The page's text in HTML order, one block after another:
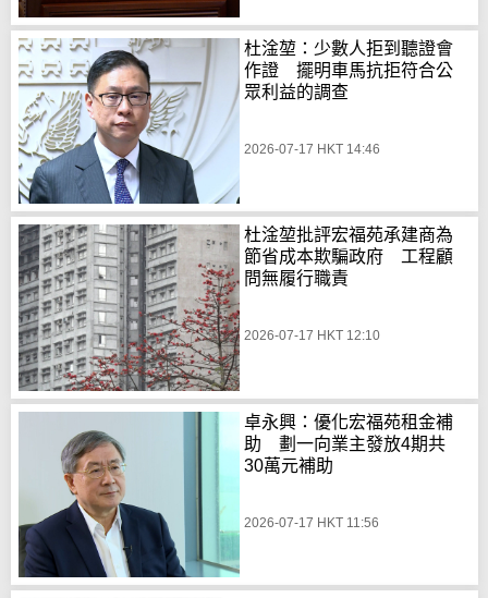
杜淦堃：少數人拒到聽證會
作證 擺明車馬抗拒符合公
眾利益的調查
2026-07-17 HKT 14:46
杜淦堃批評宏福苑承建商為
節省成本欺騙政府 工程顧
問無履行職責
2026-07-17 HKT 12:10
卓永興：優化宏福苑租金補
助 劃一向業主發放4期共
30萬元補助
2026-07-17 HKT 11:56